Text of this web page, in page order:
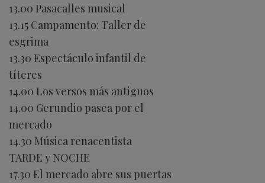
13.00 Pasacalles musical
13.15 Campamento: Taller de
esgrima
13.30 Espectáculo infantil de
títeres
14.00 Los versos más antiguos
14.00 Gerundio pasea por el
mercado
14.30 Música renacentista
TARDE y NOCHE
17.30 El mercado abre sus puertas